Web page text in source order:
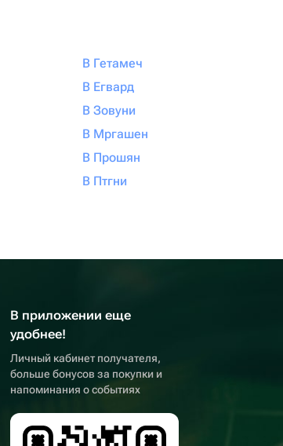
В Гетамеч
В Егвард
В Зовуни
В Мргашен
В Прошян
В Птгни
В приложении еще
удобнее!
Личный кабинет получателя,
больше бонусов за покупки и
напоминания о событиях